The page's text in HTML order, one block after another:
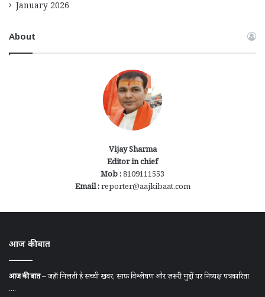
January 2026
About
Vijay Sharma
Editor in chief
Mob :8109111553
Email :reporter@aajkibaat.com
आज की बात
आज की बात– जहाँ मिलती है सच्ची खबर, साफ़ विश्लेषण और ज़रूरी मुद्दों पर निष्पक्ष पत्रकारिता
....